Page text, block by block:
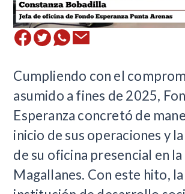
Cumpliendo con el
asumido a fines de 2025,
Esperanza concretó de
inicio de sus operaciones y
de su oficina presencial en la
Magallanes. Con este hito,